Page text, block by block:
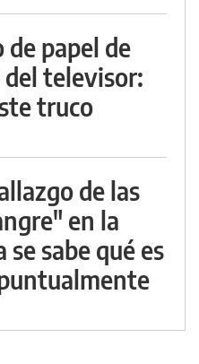
de papel de
televisor:
truco
de las
en la
sabe qué es